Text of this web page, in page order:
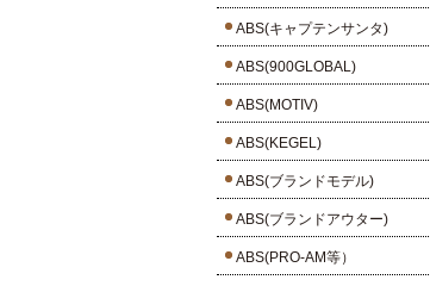
ABS(キャプテンサンタ)
ABS(900GLOBAL)
ABS(MOTIV)
ABS(KEGEL)
ABS(ブランドモデル)
ABS(ブランドアウター)
ABS(PRO-AM等）